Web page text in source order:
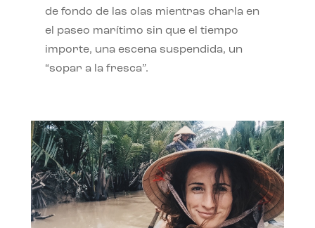
de fondo de las olas mientras charla en
el paseo marítimo sin que el tiempo
importe, una escena suspendida, un
“sopar a la fresca”.